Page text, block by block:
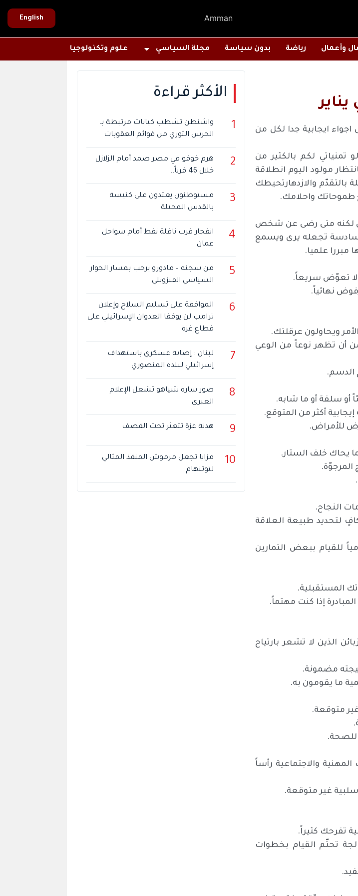
Amman
English
وأعمال رياضة بدون سياسة مجلة السياسي علوم وتكنولوجيا
اجواء ايجابية جدا لكل من
تمنياتي لكم بالكثير من
مولود اليوم انطلاقة
والازدهارتحيطك
طموحاتك واحلامك.
لكنه متى رضى عن شخص
سادسة تجعله يرى ويسمع
مبررا علميا.
لا تعوّض سريعاً.
نهائياً.
ويحاولون عرقلتك.
أن تظهر نوعاً من الوعي
الدسم.
أو سلفة أو ما شابه.
أكثر من المتوقع.
للأمراض.
يحاك خلف الستار.
النجاح.
لتحديد طبيعة العلاقة
للقيام ببعض التمارين
المستقبلية.
إذا كنت مهتماً.
الذين لا تشعر بارتياح
مضمونة.
ما يقومون به.
متوقعة.
للصحة.
والاجتماعية رأساً
غير متوقعة.
تفرحك كثيراً.
تحتّم القيام بخطوات
الأكثر قراءة
1
واشنطن تشطب كيانات مرتبطة بـ
الحرس الثوري من قوائم العقوبات
2
هرم خوفو في مصر صمد أمام الزلازل
خلال 46 قرناً..
3
مستوطنون يعتدون على كنيسة
بالقدس المحتلة
4
انفجار قرب ناقلة نفط أمام سواحل
عمان
5
من سجنه – مادورو يرحب بمسار الحوار
السياسي الفنزويلي
6
الموافقة على تسليم السلاح وإعلان
ترامب لن يوقفا العدوان الإسرائيلي على
قطاع غزة
7
لبنان : إصابة عسكري باستهداف
إسرائيلي لبلدة المنصوري
8
صور سارة نتنياهو تشعل الإعلام
العبري
9 هدنة غزة تتعثر تحت القصف
10
مزايا تجعل مرموش المنقذ المثالي
لتوتنهام